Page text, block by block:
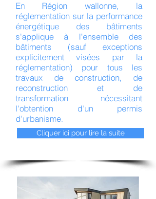
En Région wallonne, la
réglementation sur la performance
énergétique des bâtiments
s'applique à l'ensemble des
bâtiments (sauf exceptions
explicitement visées par la
réglementation) pour tous les
travaux de construction, de
reconstruction et de
transformation nécessitant
l'obtention d'un permis
d'urbanisme.
Cliquer ici pour lire la suite